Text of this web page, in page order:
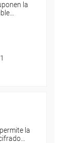
la
la